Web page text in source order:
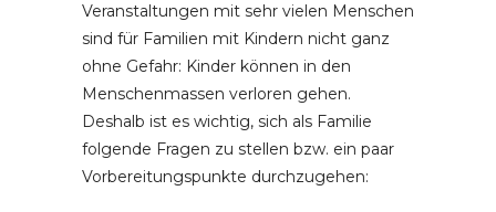
Veranstaltungen mit sehr vielen Menschen
sind für Familien mit Kindern nicht ganz
ohne Gefahr: Kinder können in den
Menschenmassen verloren gehen.
Deshalb ist es wichtig, sich als Familie
folgende Fragen zu stellen bzw. ein paar
Vorbereitungspunkte durchzugehen: